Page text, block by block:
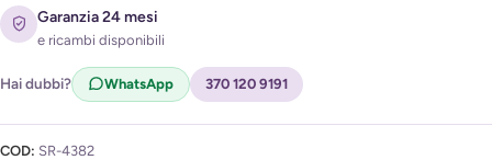
Acconsento al trattamento dei miei dati per ricevere
l'avviso di disponibilità (
Privacy Policy)
Garanzia 24 mesi
e ricambi disponibili
Hai dubbi? WhatsApp 370 120 9191
COD: SR-4382